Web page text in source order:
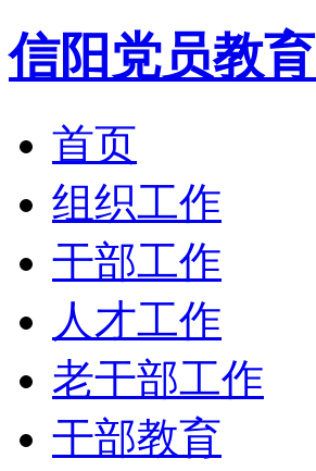
信阳党员教
首页
组织工作
干部工作
人才工作
老干部工作
干部教育